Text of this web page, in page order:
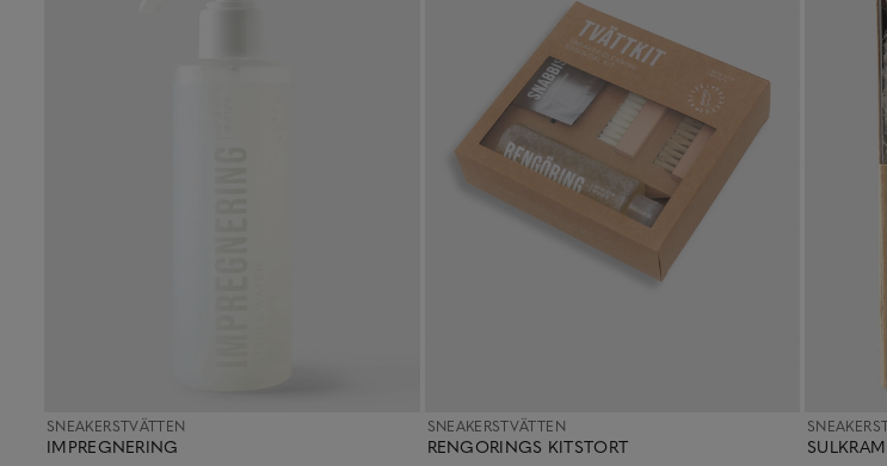
IMPREGNERING
SNEAKERSTVÄTTEN
RENGORINGS KITSTORT
SNEAKERSTVÄTTEN